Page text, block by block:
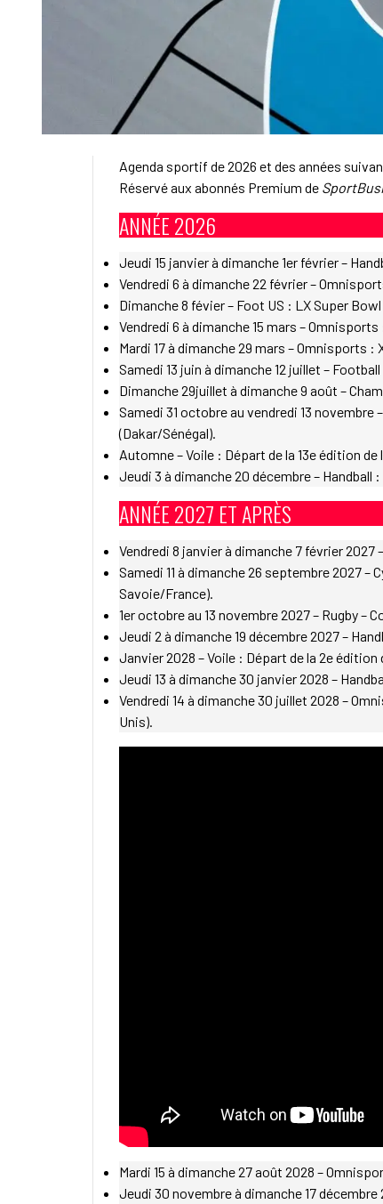
Agenda sportif de 2026 et des années
Réservé aux abonnés Premium de
ANNÉE 2026
Jeudi 15 janvier à dimanche 1er février –
Vendredi 6 à dimanche 22 février –
Dimanche 8 févier – Foot US : LX Super
Vendredi 6 à dimanche 15 mars – Omnisports
Mardi 17 à dimanche 29 mars – Omnisports
Samedi 13 juin à dimanche 12 juillet –
Dimanche 29juillet à dimanche 9 août –
Samedi 31 octobre au vendredi 13 novembre
(Dakar/Sénégal).
Automne – Voile : Départ de la 13e édition
Jeudi 3 à dimanche 20 décembre – Handball
ANNÉE 2027 ET APRÈS
Vendredi 8 janvier à dimanche 7 février 2027
Samedi 11 à dimanche 26 septembre 2027
Savoie/France).
1er octobre au 13 novembre 2027 – Rugby –
Jeudi 2 à dimanche 19 décembre 2027 –
Janvier 2028 – Voile : Départ de la 2e édition
Jeudi 13 à dimanche 30 janvier 2028 –
Vendredi 14 à dimanche 30 juillet 2028 –
Unis).
Mardi 15 à dimanche 27 août 2028 –
Jeudi 30 novembre à dimanche 17